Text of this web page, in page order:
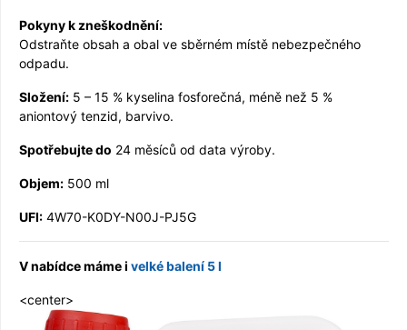
Pokyny k zneškodnění:
Odstraňte obsah a obal ve sběrném místě nebezpečného
odpadu.
Složení: 5 – 15 % kyselina fosforečná, méně než 5 %
aniontový tenzid, barvivo.
Spotřebujte do 24 měsíců od data výroby.
Objem: 500 ml
UFI: 4W70-K0DY-N00J-PJ5G
V nabídce máme i velké balení 5 l
<center>